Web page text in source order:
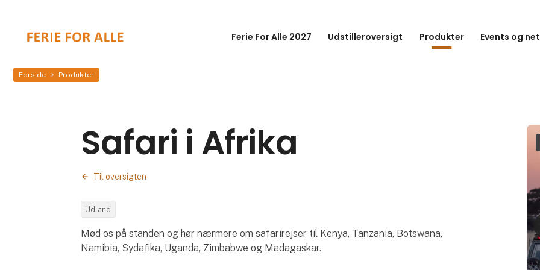
Ferie For Alle 2027 Udstilleroversigt Produkter Events og
Forside Produkter
Safari i Afrika
Til oversigten
Udland
Mød os på standen og hør nærmere om safarirejser til Kenya, Tanzania, Botswana,
Namibia, Sydafika, Uganda, Zimbabwe og Madagaskar.